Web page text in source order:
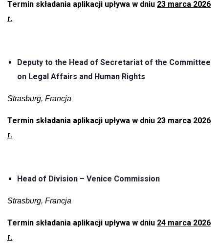
Termin składania aplikacji upływa w dniu 23 marca 2026
r.
Deputy to the Head of Secretariat of the Committee
on Legal Affairs and Human Rights
Strasburg, Francja
Termin składania aplikacji upływa w dniu 23 marca 2026
r.
Head of Division – Venice Commission
Strasburg, Francja
Termin składania aplikacji upływa w dniu 24 marca 2026
r.